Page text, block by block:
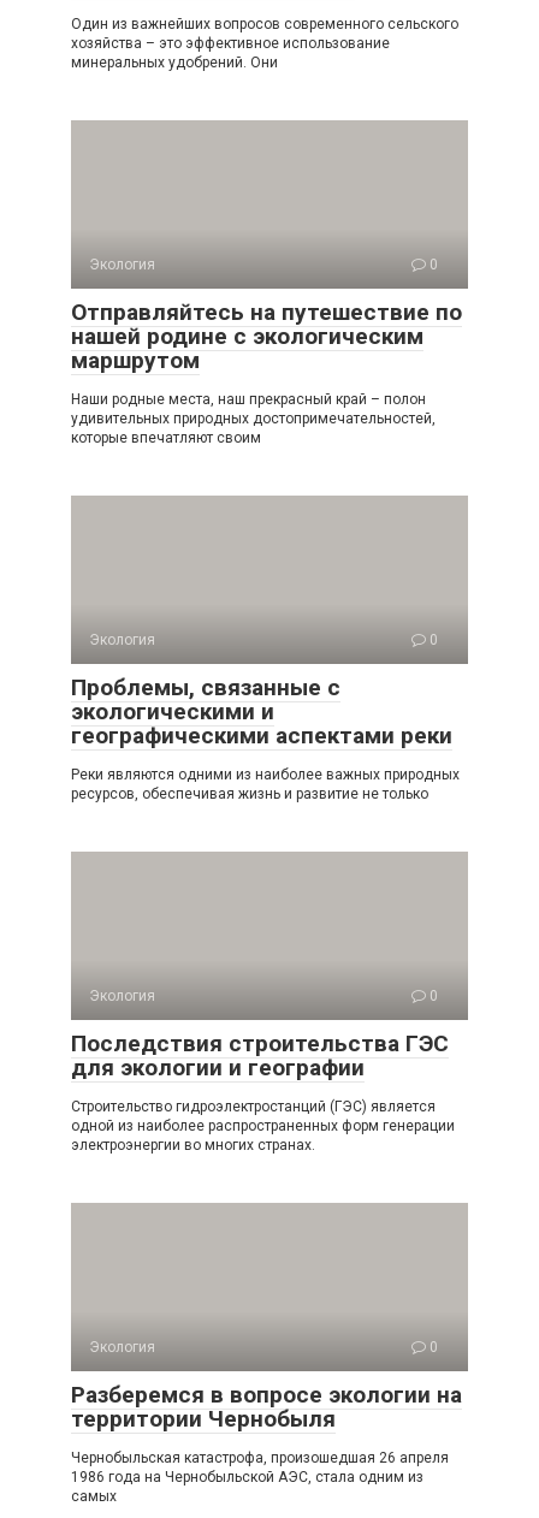
Один из важнейших вопросов современного сельского
хозяйства – это эффективное использование
минеральных удобрений. Они
Экология 0
Отправляйтесь на путешествие по
нашей родине с экологическим
маршрутом
Наши родные места, наш прекрасный край – полон
удивительных природных достопримечательностей,
которые впечатляют своим
Экология 0
Проблемы, связанные с
экологическими и
географическими аспектами реки
Реки являются одними из наиболее важных природных
ресурсов, обеспечивая жизнь и развитие не только
Экология 0
Последствия строительства ГЭС
для экологии и географии
Строительство гидроэлектростанций (ГЭС) является
одной из наиболее распространенных форм генерации
электроэнергии во многих странах.
Экология 0
Разберемся в вопросе экологии на
территории Чернобыля
Чернобыльская катастрофа, произошедшая 26 апреля
1986 года на Чернобыльской АЭС, стала одним из
самых